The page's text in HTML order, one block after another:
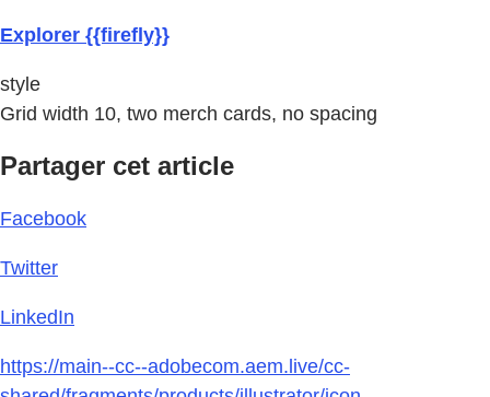
Explorer {{firefly}}
style
Grid width 10, two merch cards, no spacing
Partager cet article
Facebook
Twitter
LinkedIn
https://main--cc--adobecom.aem.live/cc-